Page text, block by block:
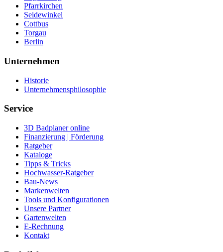
Pfarrkirchen
Seidewinkel
Cottbus
Torgau
Berlin
Unternehmen
Historie
Unternehmensphilosophie
Service
3D Badplaner online
Finanzierung | Förderung
Ratgeber
Kataloge
Tipps & Tricks
Hochwasser-Ratgeber
Bau-News
Markenwelten
Tools und Konfigurationen
Unsere Partner
Gartenwelten
E-Rechnung
Kontakt